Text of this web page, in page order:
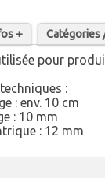
+ Catégories
pour
:
: env. 10 cm
: 10 mm
: 12 mm